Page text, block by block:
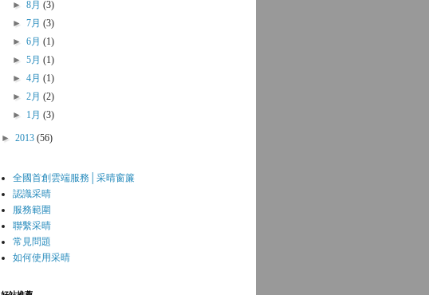
►8月(3)
►7月(3)
►6月(1)
►5月(1)
►4月(1)
►2月(2)
► 1月(3)
► 2013 (56)
全國首創雲端服務│采晴窗簾
認識采晴
服務範圍
聯繫采晴
常見問題
如何使用采晴